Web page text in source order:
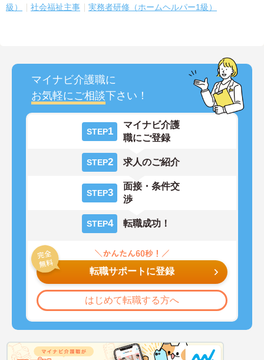
級）
社会福祉主事 実務者研修（ホームヘルパー1級）
マイナビ介護職に
お気軽にご相談下さい！
STEP1
マイナビ介護
職にご登録
STEP2 求人のご紹介
STEP3
面接・条件交
渉
STEP4 転職成功！
転職サポートに登録
はじめて転職する方へ